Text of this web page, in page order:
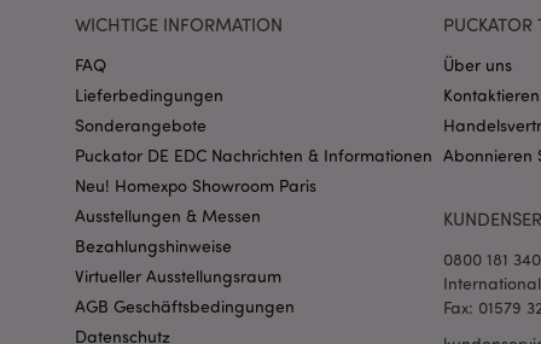
WICHTIGE INFORMATION
FAQ
Lieferbedingungen
Sonderangebote
Puckator DE EDC Nachrichten & Informationen
Neu! Homexpo Showroom Paris
Ausstellungen & Messen
Bezahlungshinweise
Virtueller Ausstellungsraum
AGB Geschäftsbedingungen
Datenschutz
PUCKATOR
Über uns
Abonnieren
0800 181
Fax: 01579
invalidation
PHPSESSID
mage-messages